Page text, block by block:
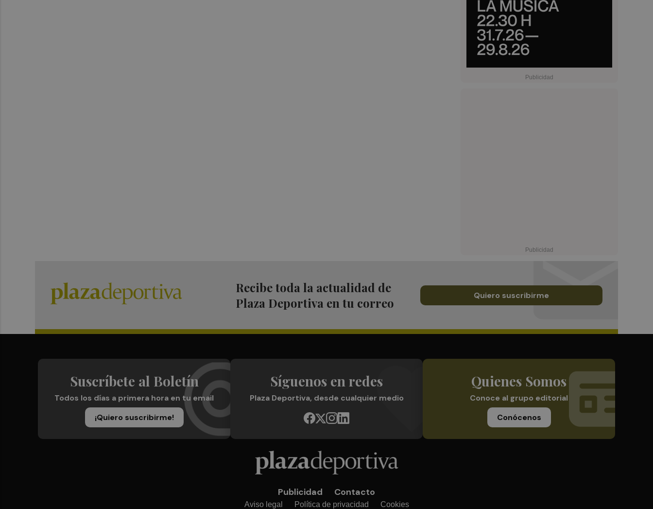
Recibe toda la actualidad de
Plaza Deportiva en tu correo
Quiero suscribirme
Suscríbete al Boletín
Todos los días a primera hora en tu email
¡Quiero suscribirme!
Síguenos en redes
Plaza Deportiva, desde cualquier medio
Quienes Somos
Conoce al grupo editorial
Conócenos
Publicidad Contacto
Aviso legal Política de privacidad Cookies